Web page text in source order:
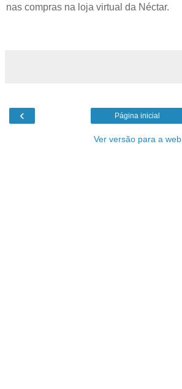
nas compras na loja virtual da Néctar.
‹ Página inicial
Ver versão para a web